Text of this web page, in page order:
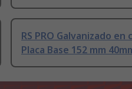
RS PRO Galvanizado en
Placa Base 152 mm